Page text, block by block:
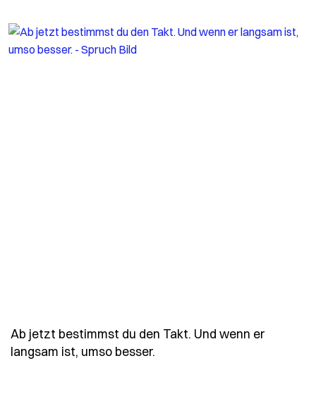
Ab jetzt bestimmst du den Takt. Und wenn er
langsam ist, umso besser.